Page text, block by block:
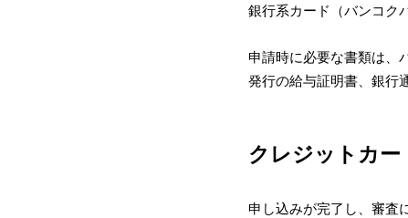
銀行系カード（バンコク
申請時に必要な書類は、
発行の給与証明書、銀行
クレジットカー
申し込みが完了し、審査